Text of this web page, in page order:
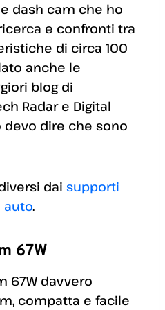
dash cam che ho
e confronti tra
di circa 100
anche le
blog di
Radar e Digital
devo dire che sono
dai supporti
auto.
67W
67W davvero
compatta e facile